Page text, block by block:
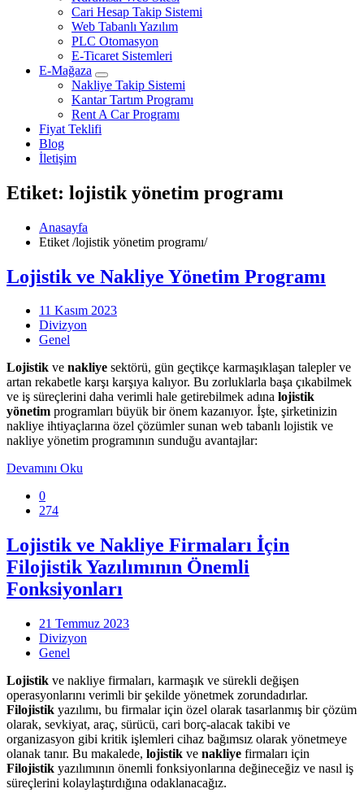
Cari Hesap Takip Sistemi
Web Tabanlı Yazılım
PLC Otomasyon
E-Ticaret Sistemleri
E-Mağaza
Nakliye Takip Sistemi
Kantar Tartım Programı
Rent A Car Programı
Fiyat Teklifi
Blog
İletişim
Etiket: lojistik yönetim programı
Anasayfa
Etiket /lojistik yönetim programı/
Lojistik ve Nakliye Yönetim Programı
11 Kasım 2023
Divizyon
Genel
Lojistik ve nakliye sektörü, gün geçtikçe karmaşıklaşan talepler ve
artan rekabetle karşı karşıya kalıyor. Bu zorluklarla başa çıkabilmek
ve iş süreçlerini daha verimli hale getirebilmek adına lojistik
yönetim programları büyük bir önem kazanıyor. İşte, şirketinizin
nakliye ihtiyaçlarına özel çözümler sunan web tabanlı lojistik ve
nakliye yönetim programının sunduğu avantajlar:
Devamını Oku
0
274
Lojistik ve Nakliye Firmaları İçin
Filojistik Yazılımının Önemli
Fonksiyonları
21 Temmuz 2023
Divizyon
Genel
Lojistik ve nakliye firmaları, karmaşık ve sürekli değişen
operasyonlarını verimli bir şekilde yönetmek zorundadırlar.
Filojistik yazılımı, bu firmalar için özel olarak tasarlanmış bir çözüm
olarak, sevkiyat, araç, sürücü, cari borç-alacak takibi ve
organizasyon gibi kritik işlemleri cihaz bağımsız olarak yönetmeye
olanak tanır. Bu makalede, lojistik ve nakliye firmaları için
Filojistik yazılımının önemli fonksiyonlarına değineceğiz ve nasıl iş
süreçlerini kolaylaştırdığına odaklanacağız.